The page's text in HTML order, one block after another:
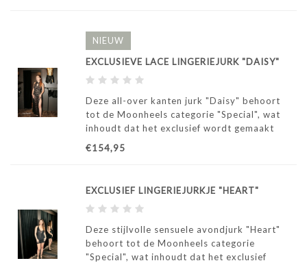
NIEUW
EXCLUSIEVE LACE LINGERIEJURK "DAISY"
Deze all-over kanten jurk "Daisy" behoort
tot de Moonheels categorie "Special", wat
inhoudt dat het exclusief wordt gemaakt
door ons atelier in Italië.
€154,95
EXCLUSIEF LINGERIEJURKJE "HEART"
Deze stijlvolle sensuele avondjurk "Heart"
behoort tot de Moonheels categorie
"Special", wat inhoudt dat het exclusief